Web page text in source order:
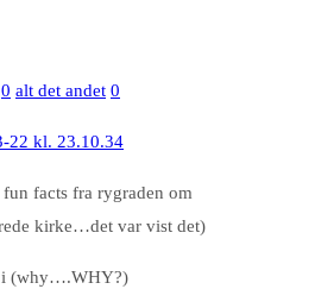
0 alt det andet 0
facts fra rygraden om
kirke…det var vist det)
i (why….WHY?)